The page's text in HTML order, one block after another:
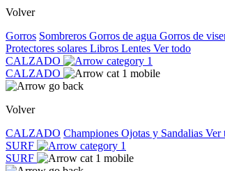
Volver
Gorros Sombreros Gorros de agua Gorros de
Protectores solares Libros Lentes Ver todo
CALZADO
CALZADO
Volver
CALZADO Championes Ojotas y Sandalias Ver
SURF
SURF